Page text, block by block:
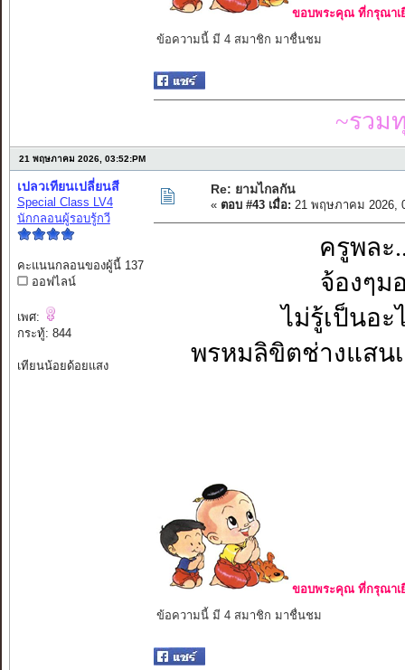
ขอบพระคุณ ที่กรุณาเ
ข้อความนี้ มี 4 สมาชิก มาชื่นชม
~รวม
21 พฤษภาคม 2026, 03:52:PM
เปลวเทียนเปลี่ยนสี
Special Class LV4
นักกลอนผู้รอบรู้กวี
คะแนนกลอนของผู้นี้ 137
ออฟไลน์
เพศ:
กระทู้: 844
เทียนน้อยด้อยแสง
Re: ยามไกลกัน
« ตอบ #43 เมื่อ: 21 พฤษภาคม 2026,
ครูพละ
จ้องๆม
ไม่รู้เป็นอะ
พรหมลิขิตช่างแสน
ขอบพระคุณ ที่กรุณาเ
ข้อความนี้ มี 4 สมาชิก มาชื่นชม